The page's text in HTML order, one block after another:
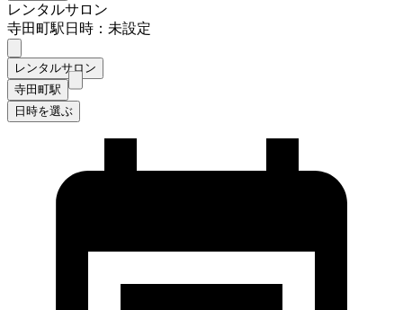
レンタルサロン
寺田町駅日時：未設定
レンタルサロン
寺田町駅
日時を選ぶ